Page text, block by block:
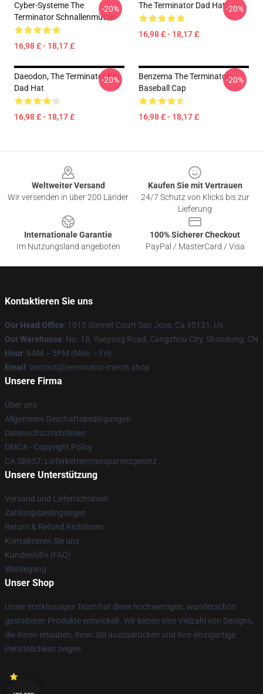
Cyber-Systeme The
Terminator Schnallenmütze
16,98 £ - 18,17 £
-20% The Terminator Dad Hat
16,98 £ - 18,17 £
-20%
Daeodon, The Terminator Pig
Dad Hat
16,98 £ - 18,17 £
-20%
Benzema The Terminator
Baseball Cap
16,98 £ - 18,17 £
-20%
Weltweiter Versand
Wir versenden in über 200 Länder
Kaufen Sie mit Vertrauen
24/7 Schutz von Klicks bis zur
Lieferung
Internationale Garantie
Im Nutzungsland angeboten
100% Sicherer Checkout
PayPal / MasterCard / Visa
Kontaktieren Sie uns
Our Head Office: 1015 Sonnet Court San Jose, Ca 95131, Us
Our Warehouse: No. 18, Yueyang Road, Cangzhou City, Shandong, CN
Hour: 9AM – 5PM (Mon – Fri)
Email : contact@terminator-merch.shop
Unsere Firma
Über uns
Allgemeine Geschäftsbedingungen
Datenschutzrichtlinien
DMCA - Copyright Policy
CA SB657: Lieferkettentransparenzgesetz
Unsere Unterstützung
Versand und Lieferrichtlinien
Zahlungsbedingungen
Return & Refund Richtlinien
Kontaktieren Sie uns
Kundenhilfe (FAQ)
Werdegang
Unser Shop
Unser erstklassiges Team hat diese hochwertigen, wunderschön
gestalteten Produkte entwickelt. Wir bieten eine Vielzahl von Designs,
die Ihnen erlauben, Ihren Stil auszudrücken und Ihre einzigartige
Persönlichkeit zeigen.